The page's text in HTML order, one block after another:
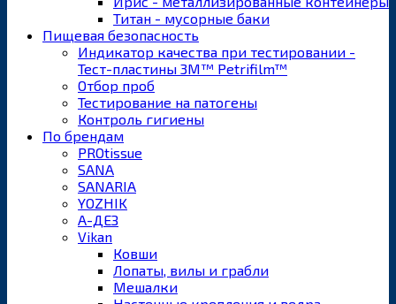
Титан - мусорные баки
Пищевая безопасность
Индикатор качества при тестировании -
Тест-пластины 3M™ Petrifilm™
Отбор проб
Тестирование на патогены
Контроль гигиены
По брендам
PROtissue
SANA
SANARIA
YOZHIK
А-ДЕЗ
Vikan
Ковши
Лопаты, вилы и грабли
Мешалки